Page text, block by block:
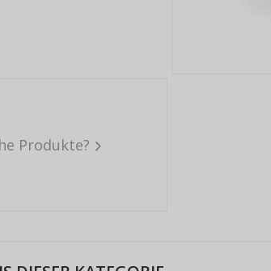
Produkte?